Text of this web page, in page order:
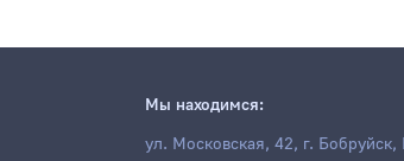
Мы находимся:
ул. Московская, 42, г. Бобруйск,